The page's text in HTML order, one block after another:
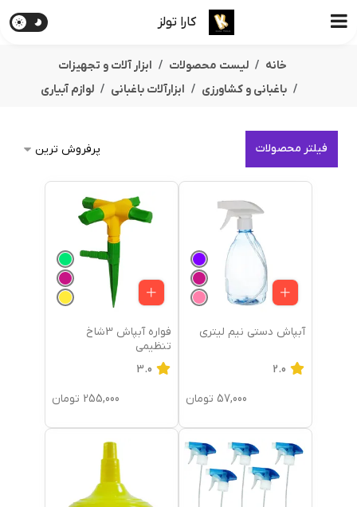
کارا تولز
خانه لیست محصولات
ابزار آلات و تجهیزات
باغبانی و کشاورزی
ابزارآلات باغبانی لوازم آبیاری
فیلتر محصولات
آبپاش دستی نیم لیتری
2.0
57,000 تومان
فواره آبپاش 3شاخ
تنظیمی
3.0
255,000 تومان